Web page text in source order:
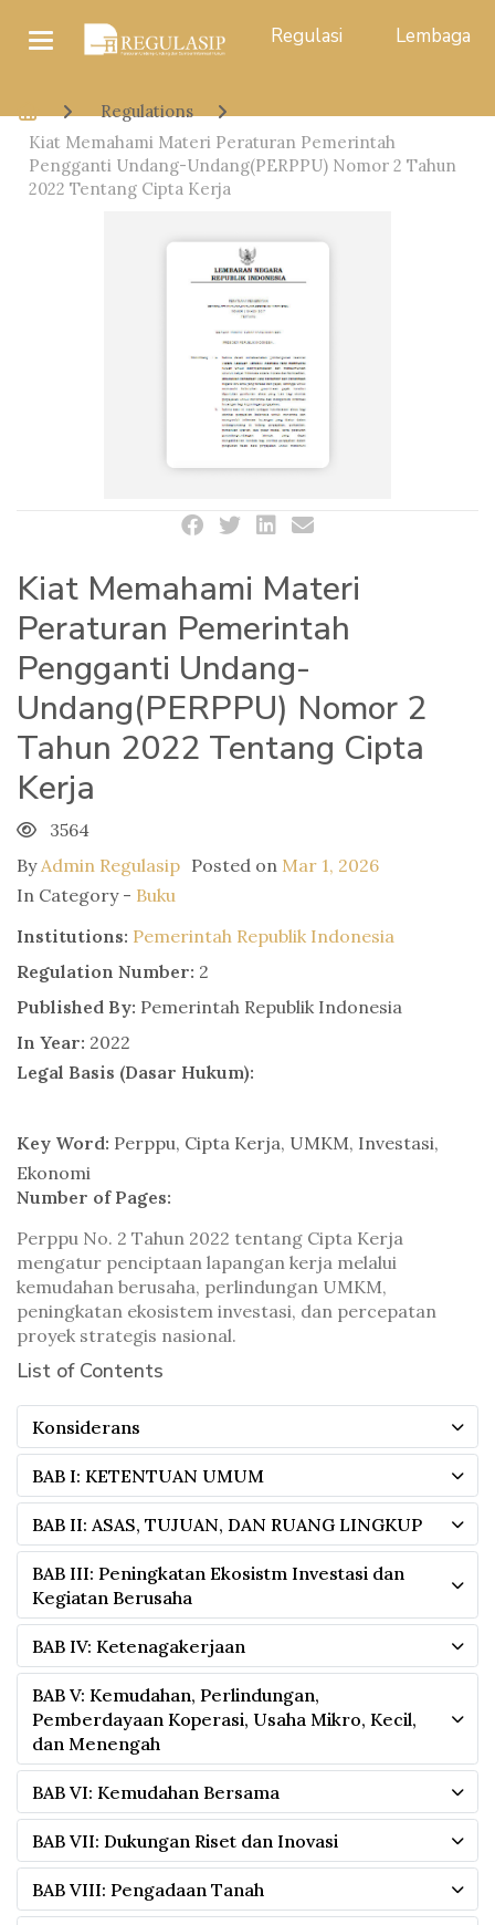
Regulasi Lembaga
Regulations
Kiat Memahami Materi Peraturan Pemerintah
Pengganti Undang-Undang(PERPPU) Nomor 2 Tahun
2022 Tentang Cipta Kerja
Kiat Memahami Materi
Peraturan Pemerintah
Pengganti Undang-
Undang(PERPPU) Nomor 2
Tahun 2022 Tentang Cipta
Kerja
3564
ByAdmin Regulasip Posted on Mar 1, 2026
In Category - Buku
Institutions: Pemerintah Republik Indonesia
Regulation Number: 2
Published By: Pemerintah Republik Indonesia
In Year: 2022
Legal Basis (Dasar Hukum):
Key Word: Perppu, Cipta Kerja, UMKM, Investasi,
Ekonomi
Number of Pages:
Perppu No. 2 Tahun 2022 tentang Cipta Kerja
mengatur penciptaan lapangan kerja melalui
kemudahan berusaha, perlindungan UMKM,
peningkatan ekosistem investasi, dan percepatan
proyek strategis nasional.
List of Contents
Konsiderans
BAB I: KETENTUAN UMUM
BAB II: ASAS, TUJUAN, DAN RUANG LINGKUP
BAB III: Peningkatan Ekosistm Investasi dan
Kegiatan Berusaha
BAB IV: Ketenagakerjaan
BAB V: Kemudahan, Perlindungan,
Pemberdayaan Koperasi, Usaha Mikro, Kecil,
dan Menengah
BAB VI: Kemudahan Bersama
BAB VII: Dukungan Riset dan Inovasi
BAB VIII: Pengadaan Tanah